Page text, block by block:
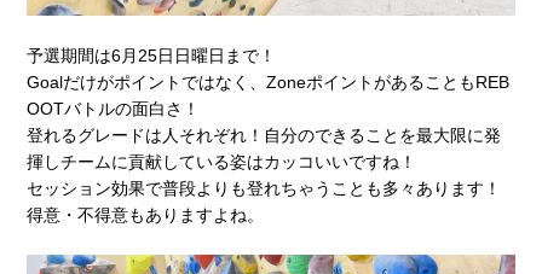
予選期間は6月25日日曜日まで！
Goalだけがポイントではなく、ZoneポイントがあることもREB
OOTバトルの面白さ！
登れるグレードは人それぞれ！自分のできることを最大限に発
揮しチームに貢献している姿はカッコいいですね！
セッション効果で普段よりも登れちゃうことも多々あります！
得意・不得意もありますよね。